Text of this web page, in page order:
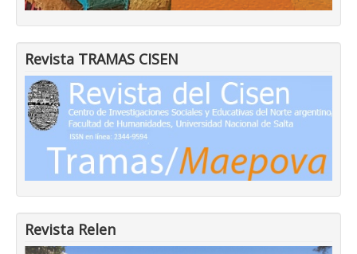
Revista TRAMAS CISEN
Revista Relen